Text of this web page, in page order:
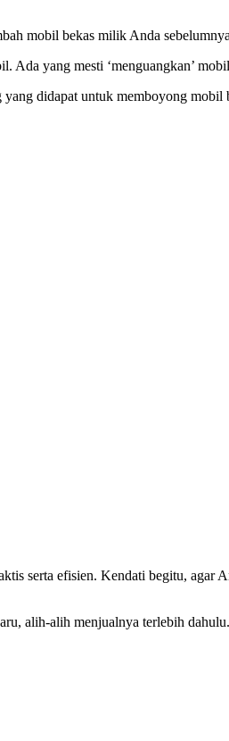
mobil bekas milik Anda
yang mesti ‘menguangkan’
didapat untuk memboyong
serta efisien. Kendati begitu, agar
alih-alih menjualnya terlebih